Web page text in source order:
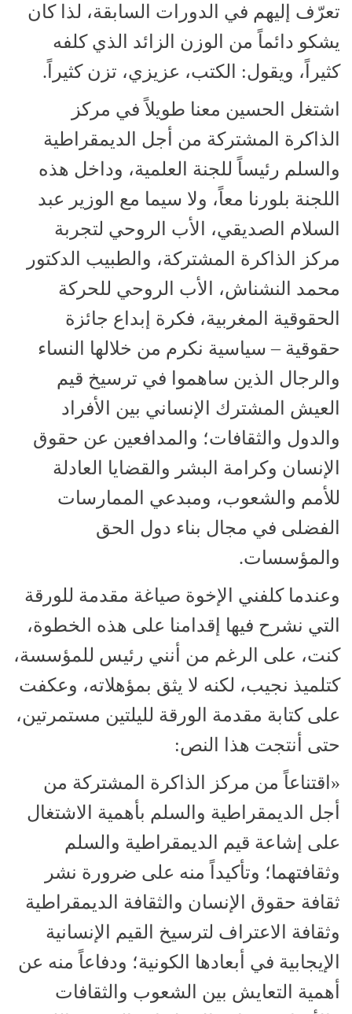
تعرّف إليهم في الدورات السابقة، لذا كان
يشكو دائماً من الوزن الزائد الذي كلفه
كثيراً، ويقول: الكتب، عزيزي، تزن كثيراً.
اشتغل الحسين معنا طويلاً في مركز
الذاكرة المشتركة من أجل الديمقراطية
والسلم رئيساً للجنة العلمية، وداخل هذه
اللجنة بلورنا معاً، ولا سيما مع الوزير عبد
السلام الصديقي، الأب الروحي لتجربة
مركز الذاكرة المشتركة، والطبيب الدكتور
محمد النشناش، الأب الروحي للحركة
الحقوقية المغربية، فكرة إبداع جائزة
حقوقية – سياسية نكرم من خلالها النساء
والرجال الذين ساهموا في ترسيخ قيم
العيش المشترك الإنساني بين الأفراد
والدول والثقافات؛ والمدافعين عن حقوق
الإنسان وكرامة البشر والقضايا العادلة
للأمم والشعوب، ومبدعي الممارسات
الفضلى في مجال بناء دول الحق
والمؤسسات.
وعندما كلفني الإخوة صياغة مقدمة للورقة
التي نشرح فيها إقدامنا على هذه الخطوة،
كنت، على الرغم من أنني رئيس للمؤسسة،
كتلميذ نجيب، لكنه لا يثق بمؤهلاته، وعكفت
على كتابة مقدمة الورقة لليلتين مستمرتين،
حتى أنتجت هذا النص:
«اقتناعاً من مركز الذاكرة المشتركة من
أجل الديمقراطية والسلم بأهمية الاشتغال
على إشاعة قيم الديمقراطية والسلم
وثقافتهما؛ وتأكيداً منه على ضرورة نشر
ثقافة حقوق الإنسان والثقافة الديمقراطية
وثقافة الاعتراف لترسيخ القيم الإنسانية
الإيجابية في أبعادها الكونية؛ ودفاعاً منه عن
أهمية التعايش بين الشعوب والثقافات